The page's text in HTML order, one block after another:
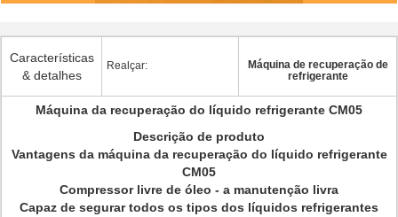
Características
& detalhes
Realçar:
Máquina de recuperação de
refrigerante
Máquina da recuperação do líquido refrigerante CM05
Descrição de produto
Vantagens da máquina da recuperação do líquido refrigerante
CM05
Compressor livre de óleo - a manutenção livra
Capaz de segurar todos os tipos dos líquidos refrigerantes